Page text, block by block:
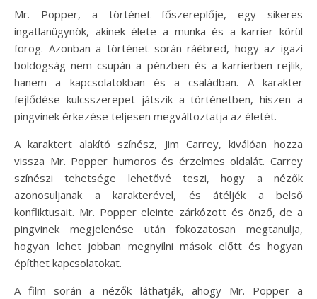
Mr. Popper, a történet főszereplője, egy sikeres
ingatlanügynök, akinek élete a munka és a karrier körül
forog. Azonban a történet során ráébred, hogy az igazi
boldogság nem csupán a pénzben és a karrierben rejlik,
hanem a kapcsolatokban és a családban. A karakter
fejlődése kulcsszerepet játszik a történetben, hiszen a
pingvinek érkezése teljesen megváltoztatja az életét.
A karaktert alakító színész, Jim Carrey, kiválóan hozza
vissza Mr. Popper humoros és érzelmes oldalát. Carrey
színészi tehetsége lehetővé teszi, hogy a nézők
azonosuljanak a karakterével, és átéljék a belső
konfliktusait. Mr. Popper eleinte zárkózott és önző, de a
pingvinek megjelenése után fokozatosan megtanulja,
hogyan lehet jobban megnyílni mások előtt és hogyan
építhet kapcsolatokat.
A film során a nézők láthatják, ahogy Mr. Popper a